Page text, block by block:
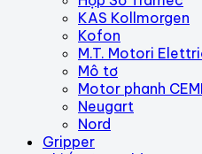
KAS Kollmorgen
Kofon
M.T. Motori
Mô tơ
Motor phanh
Neugart
Nord
Gripper